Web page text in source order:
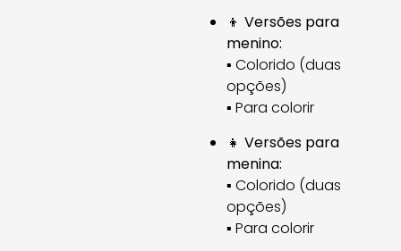
👦 Versões para
menino:
▪ Colorido (duas
opções)
▪ Para colorir
👧 Versões para
menina:
▪ Colorido (duas
opções)
▪ Para colorir